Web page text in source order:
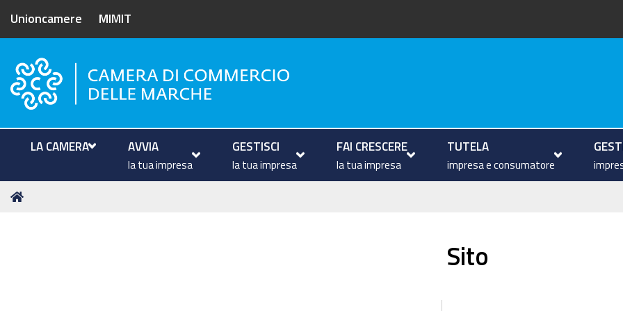
Unioncamere MIMIT
Camera di Commercio delle Marche
LA CAMERA AVVIA
la tua impresa
GESTISCI
la tua impresa
FAI CRESCERE
la tua impresa
TUTELA
impresa e consumatore
Tu
Sito